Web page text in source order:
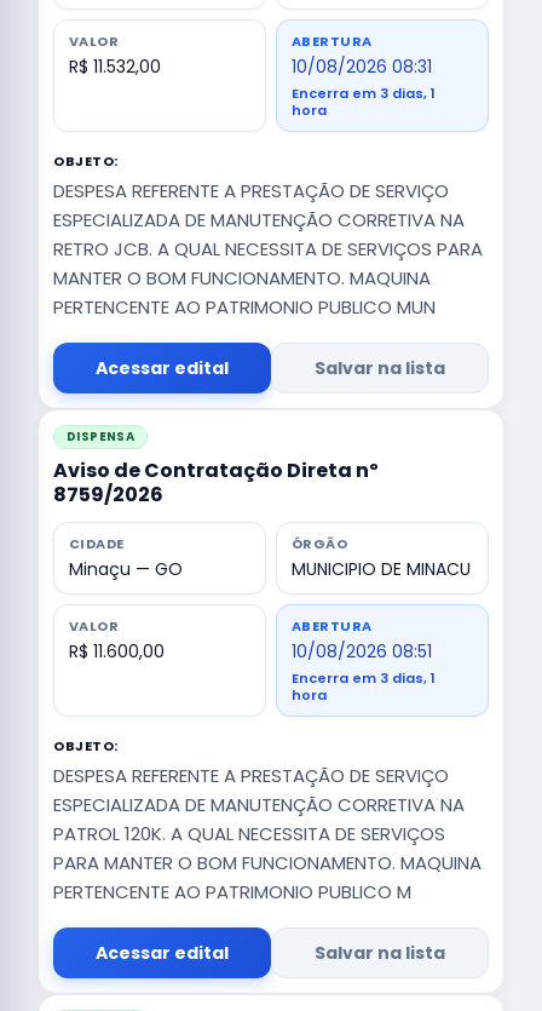
VALOR
R$ 11.532,00
ABERTURA
10/08/2026 08:31
Encerra em 3 dias, 1
hora
OBJETO:
DESPESA REFERENTE A PRESTAÇÃO DE SERVIÇO
ESPECIALIZADA DE MANUTENÇÃO CORRETIVA NA
RETRO JCB. A QUAL NECESSITA DE SERVIÇOS PARA
MANTER O BOM FUNCIONAMENTO. MAQUINA
PERTENCENTE AO PATRIMONIO PUBLICO MUN
Acessar edital Salvar na lista
DISPENSA
Aviso de Contratação Direta nº
8759/2026
CIDADE
Minaçu — GO
ÓRGÃO
MUNICIPIO DE MINACU
VALOR
R$ 11.600,00
ABERTURA
10/08/2026 08:51
Encerra em 3 dias, 1
hora
OBJETO:
DESPESA REFERENTE A PRESTAÇÃO DE SERVIÇO
ESPECIALIZADA DE MANUTENÇÃO CORRETIVA NA
PATROL 120K. A QUAL NECESSITA DE SERVIÇOS
PARA MANTER O BOM FUNCIONAMENTO. MAQUINA
PERTENCENTE AO PATRIMONIO PUBLICO M
Acessar edital Salvar na lista